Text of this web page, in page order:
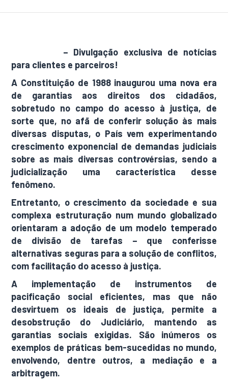
– Divulgação exclusiva de notícias
para clientes e parceiros!
A Constituição de 1988 inaugurou uma nova era
de garantias aos direitos dos cidadãos,
sobretudo no campo do acesso à justiça, de
sorte que, no afã de conferir solução às mais
diversas disputas, o País vem experimentando
crescimento exponencial de demandas judiciais
sobre as mais diversas controvérsias, sendo a
judicialização uma característica desse
fenômeno.
Entretanto, o crescimento da sociedade e sua
complexa estruturação num mundo globalizado
orientaram a adoção de um modelo temperado
de divisão de tarefas – que conferisse
alternativas seguras para a solução de conflitos,
com facilitação do acesso à justiça.
A implementação de instrumentos de
pacificação social eficientes, mas que não
desvirtuem os ideais de justiça, permite a
desobstrução do Judiciário, mantendo as
garantias sociais exigidas. São inúmeros os
exemplos de práticas bem-sucedidas no mundo,
envolvendo, dentre outros, a mediação e a
arbitragem.